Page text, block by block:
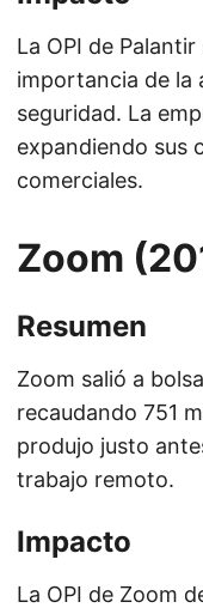
La OPI de
importancia de la
seguridad. La
expandiendo sus
comerciales.
Zoom
Resumen
Zoom salió a
recaudando 751
produjo justo
trabajo remoto.
Impacto
La OPI de Zoom